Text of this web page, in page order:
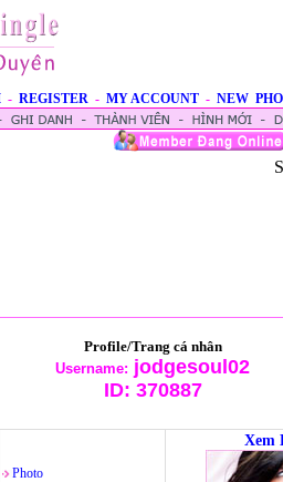
- REGISTER - MY ACCOUNT - NEW
Profile/Trang cá nhân
Username: jodgesoul02
ID: 370887
Photo
Xem